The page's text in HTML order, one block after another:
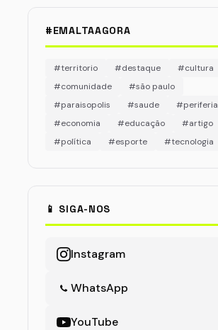
#EMALTAAGORA
#territorio #destaque
#cultura
#comunidade
#são paulo
#paraisopolis
#saude
#periferia
#economia
#educação
#artigo
#política
#esporte #tecnologia
📱 SIGA-NOS
Instagram
WhatsApp
YouTube